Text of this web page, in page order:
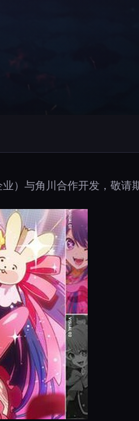
）与角川合作开发，敬请